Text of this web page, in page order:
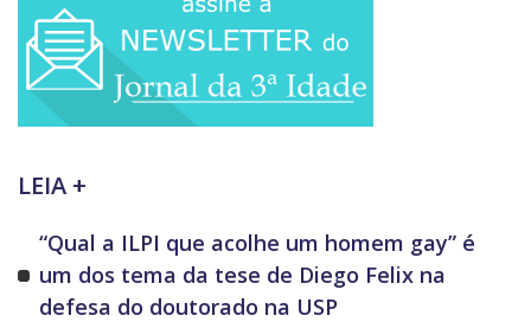
LEIA +
“Qual a ILPI que acolhe um homem gay” é
um dos tema da tese de Diego Felix na
defesa do doutorado na USP